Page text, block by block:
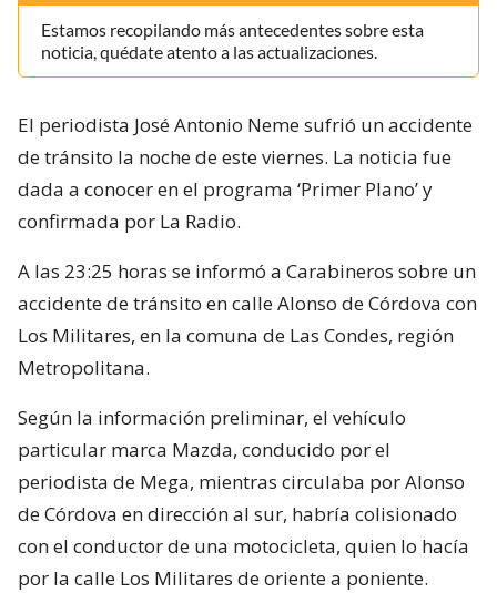
Estamos recopilando más antecedentes sobre esta
noticia, quédate atento a las actualizaciones.
El periodista José Antonio Neme sufrió un accidente
de tránsito la noche de este viernes. La noticia fue
dada a conocer en el programa ‘Primer Plano’ y
confirmada por La Radio.
A las 23:25 horas se informó a Carabineros sobre un
accidente de tránsito en calle Alonso de Córdova con
Los Militares, en la comuna de Las Condes, región
Metropolitana.
Según la información preliminar, el vehículo
particular marca Mazda, conducido por el
periodista de Mega, mientras circulaba por Alonso
de Córdova en dirección al sur, habría colisionado
con el conductor de una motocicleta, quien lo hacía
por la calle Los Militares de oriente a poniente.